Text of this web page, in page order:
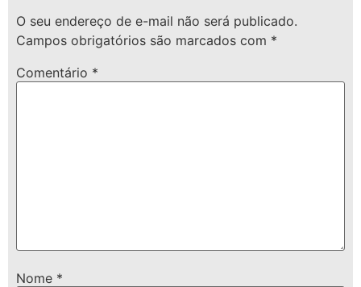
O seu endereço de e-mail não será publicado.
Campos obrigatórios são marcados com *
Comentário *
Nome *